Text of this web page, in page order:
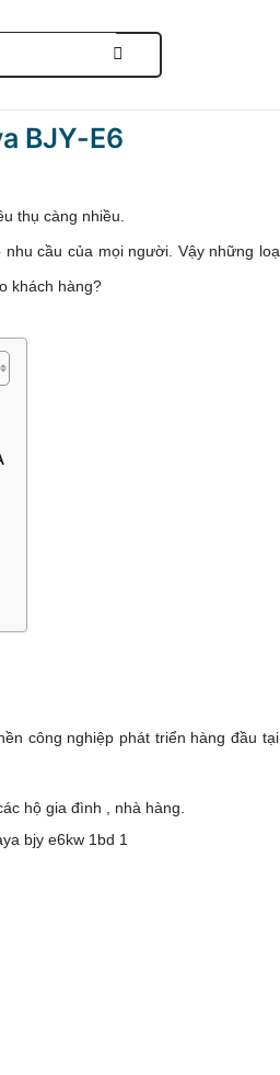
BJY-E6
thụ càng nhiều.
cầu của mọi người. Vậy những
khách hàng?
công nghiệp phát triển hàng đầu
hộ gia đình , nhà hàng.